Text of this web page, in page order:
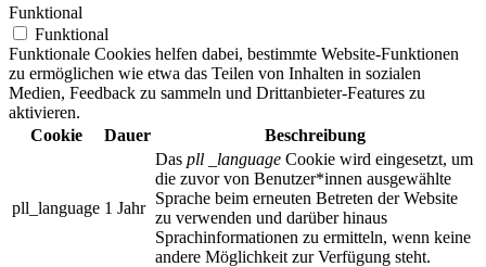
Funktional
Funktional
Funktionale Cookies helfen dabei, bestimmte Website-Funktionen
zu ermöglichen wie etwa das Teilen von Inhalten in sozialen
Medien, Feedback zu sammeln und Drittanbieter-Features zu
aktivieren.
Cookie
Dauer Beschreibung
pll_language 1 Jahr
Das pll _language Cookie wird eingesetzt, um
die zuvor von Benutzer*innen ausgewählte
Sprache beim erneuten Betreten der Website
zu verwenden und darüber hinaus
Sprachinformationen zu ermitteln, wenn keine
andere Möglichkeit zur Verfügung steht.